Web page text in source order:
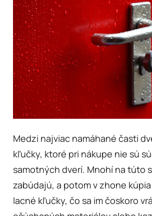
Medzi najviac namáhané časti
kľučky, ktoré pri nákupe nie sú
samotných dverí. Mnohí na túto
zabúdajú, a potom v zhone
lacné kľučky, čo sa im čoskoro